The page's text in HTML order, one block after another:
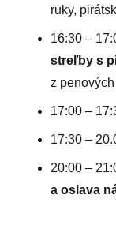
ruky,
16:30 –
streľby s
z
17:00 –
17:30 –
20:00 –
a oslava